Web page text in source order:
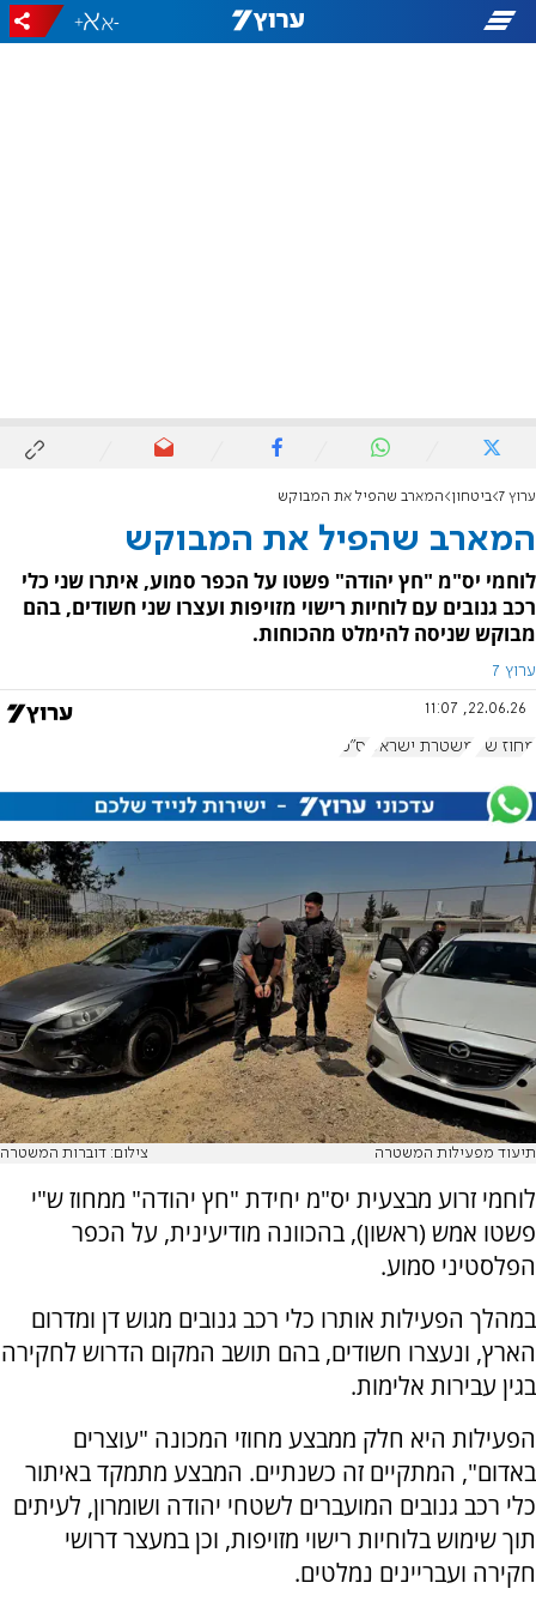
-
+
ערוץ 7 ביטחון המארב שהפיל את המבוקש
המארב שהפיל את המבוקש
לוחמי יס"מ "חץ יהודה" פשטו על הכפר סמוע, איתרו שני כלי
רכב גנובים עם לוחיות רישוי מזויפות ועצרו שני חשודים, בהם
מבוקש שניסה להימלט מהכוחות.
ערוץ 7
22.06.26, 11:07
מחוז ש"י משטרת ישראל יס"מ
תיעוד מפעילות המשטרה צילום: דוברות המשטרה
לוחמי זרוע מבצעית יס"מ יחידת "חץ יהודה" ממחוז ש"י
פשטו אמש (ראשון), בהכוונה מודיעינית, על הכפר
הפלסטיני סמוע.
במהלך הפעילות אותרו כלי רכב גנובים מגוש דן ומדרום
הארץ, ונעצרו חשודים, בהם תושב המקום הדרוש לחקירה
בגין עבירות אלימות.
הפעילות היא חלק ממבצע מחוזי המכונה "עוצרים
באדום", המתקיים זה כשנתיים. המבצע מתמקד באיתור
כלי רכב גנובים המועברים לשטחי יהודה ושומרון, לעיתים
תוך שימוש בלוחיות רישוי מזויפות, וכן במעצר דרושי
חקירה ועבריינים נמלטים.